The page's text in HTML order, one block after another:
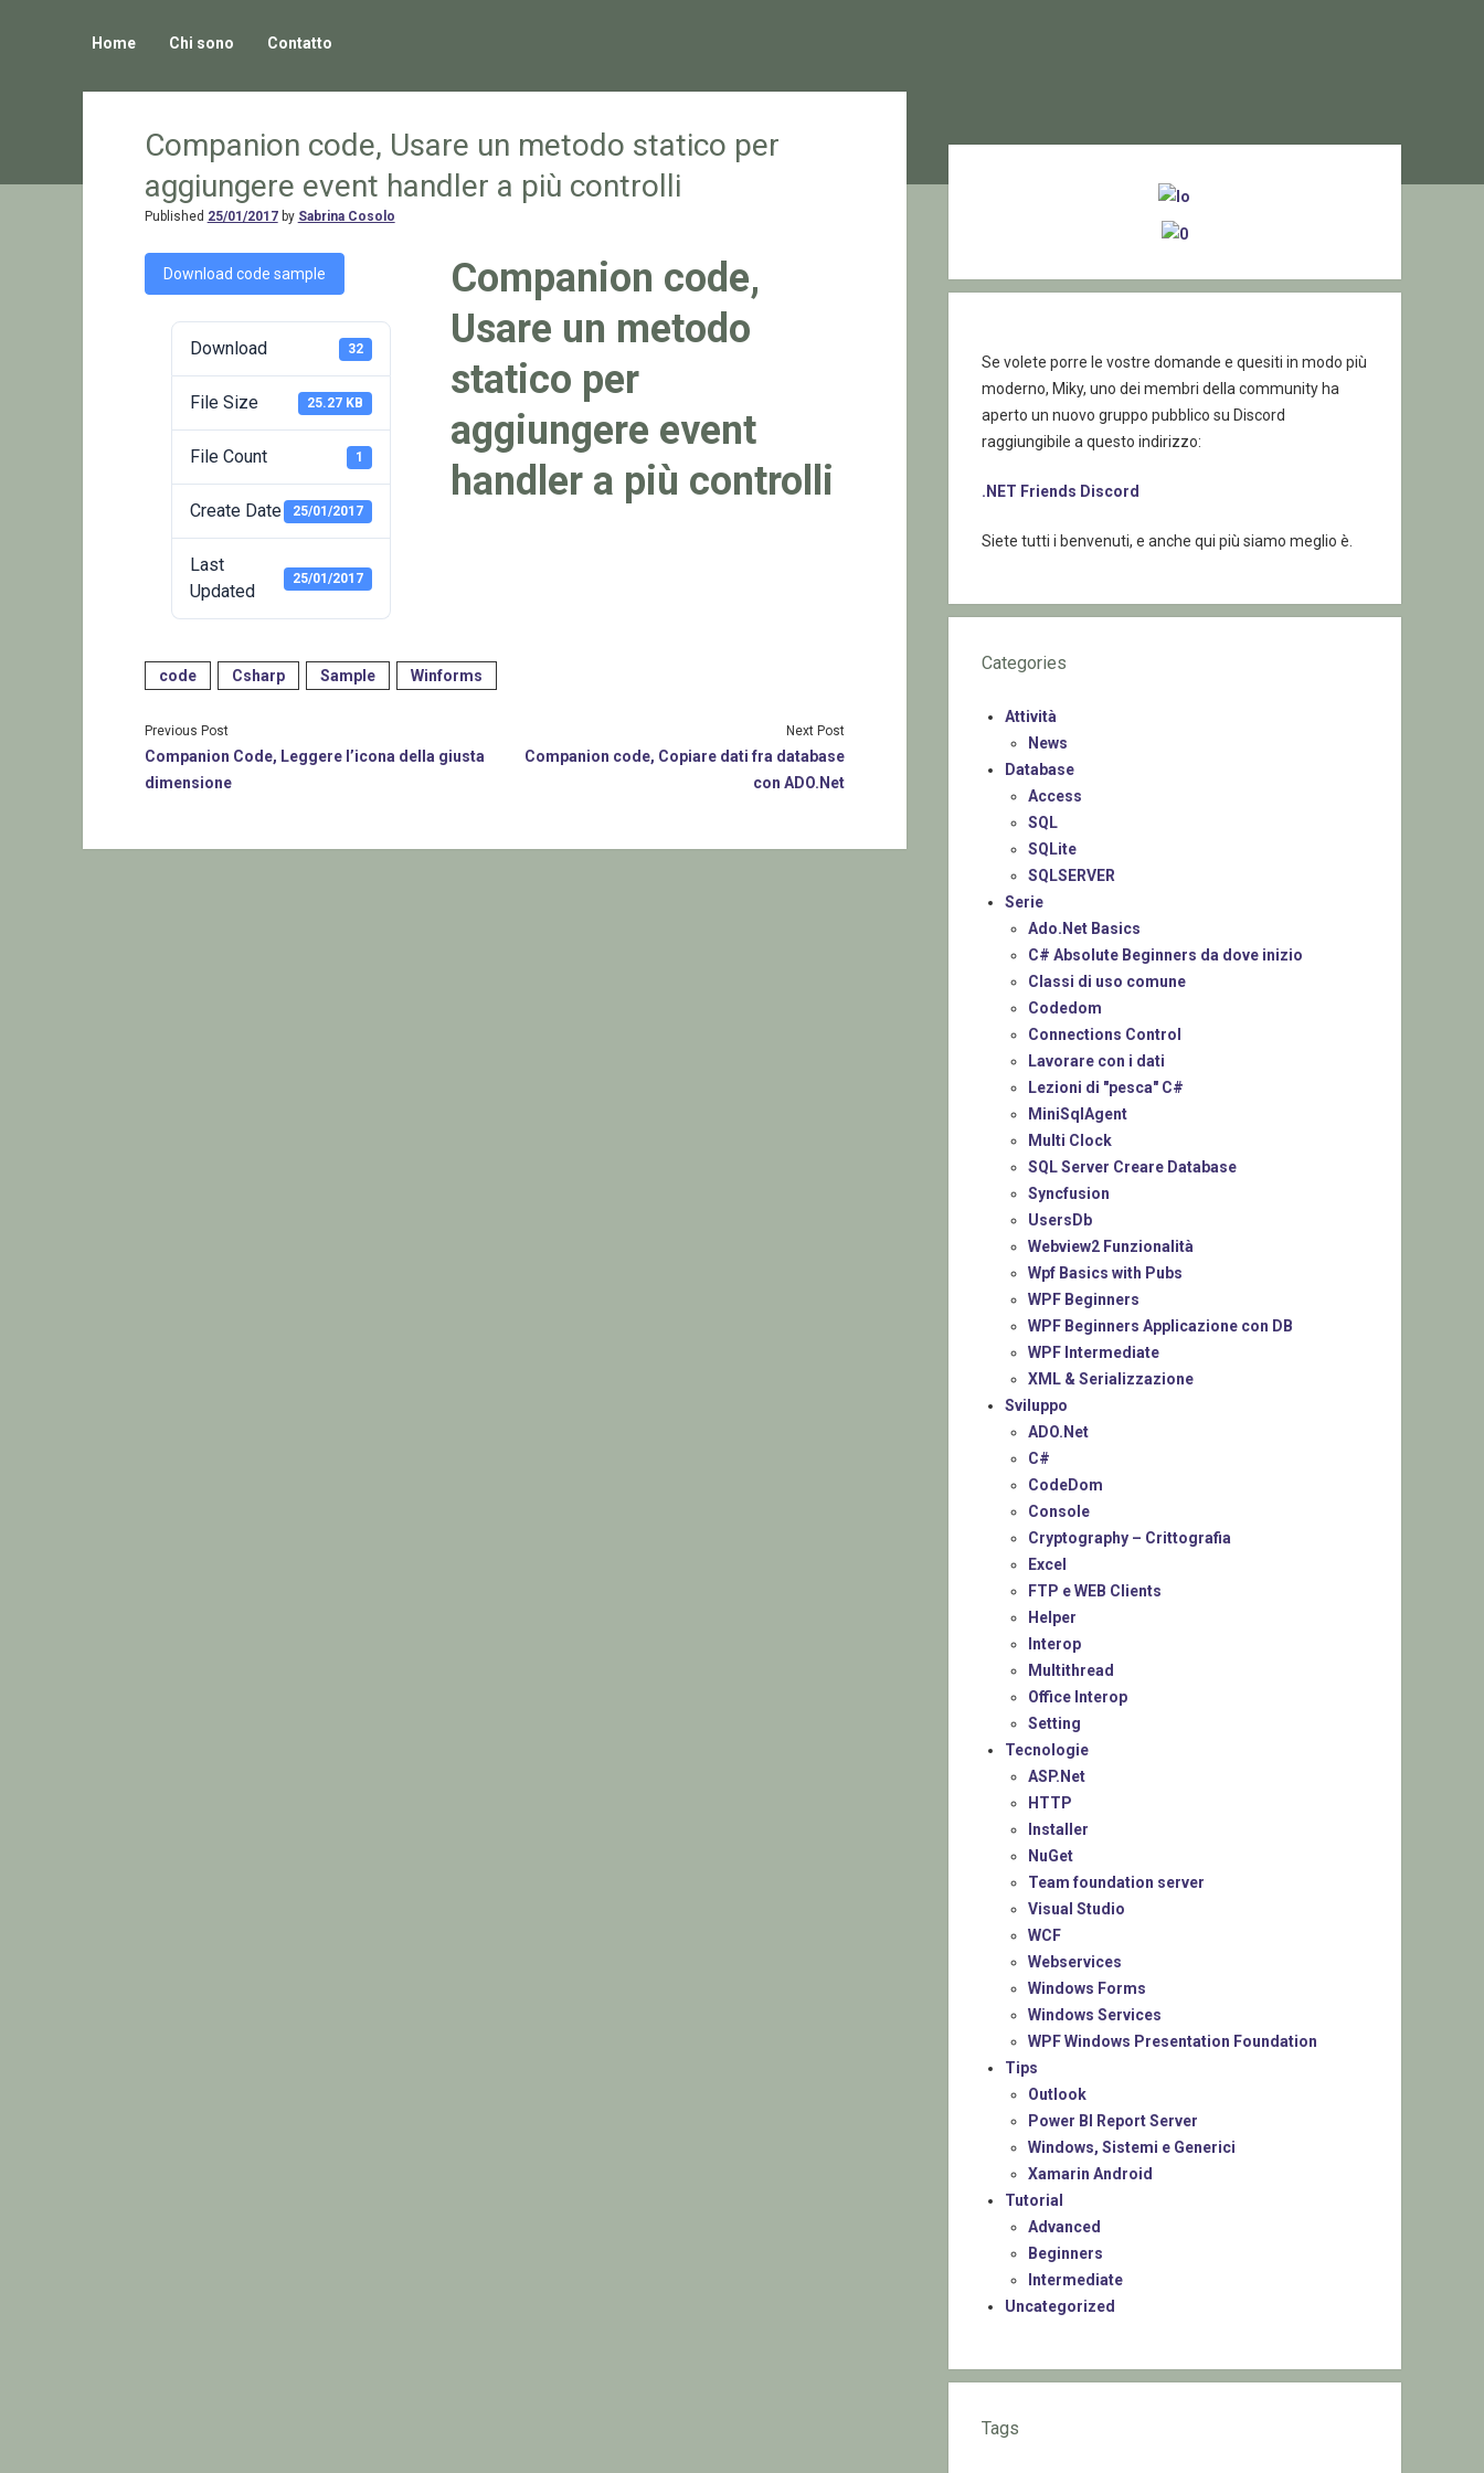
Home Chi sono Contatto
Companion code, Usare un metodo statico per
aggiungere event handler a più controlli
Published 25/01/2017by Sabrina Cosolo
Download code sample
Download 32
File Size 25.27 KB
File Count 1
Create Date 25/01/2017
Last
Updated
25/01/2017
Companion code,
Usare un metodo
statico per
aggiungere event
handler a più controlli
code Csharp Sample Winforms
Previous Post
Companion Code, Leggere l’icona della giusta
dimensione
Next Post
Companion code, Copiare dati fra database
con ADO.Net
Se volete porre le vostre domande e quesiti in modo più
moderno, Miky, uno dei membri della community ha
aperto un nuovo gruppo pubblico su Discord
raggiungibile a questo indirizzo:
.NET Friends Discord
Siete tutti i benvenuti, e anche qui più siamo meglio è.
Categories
Attività
News
Database
Access
SQL
SQLite
SQLSERVER
Serie
Ado.Net Basics
C# Absolute Beginners da dove inizio
Classi di uso comune
Codedom
Connections Control
Lavorare con i dati
Lezioni di "pesca" C#
MiniSqlAgent
Multi Clock
SQL Server Creare Database
Syncfusion
UsersDb
Webview2 Funzionalità
Wpf Basics with Pubs
WPF Beginners
WPF Beginners Applicazione con DB
WPF Intermediate
XML & Serializzazione
Sviluppo
ADO.Net
C#
CodeDom
Console
Cryptography – Crittografia
Excel
FTP e WEB Clients
Helper
Interop
Multithread
Office Interop
Setting
Tecnologie
ASP.Net
HTTP
Installer
NuGet
Team foundation server
Visual Studio
WCF
Webservices
Windows Forms
Windows Services
WPF Windows Presentation Foundation
Tips
Outlook
Power BI Report Server
Windows, Sistemi e Generici
Xamarin Android
Tutorial
Advanced
Beginners
Intermediate
Uncategorized
Tags